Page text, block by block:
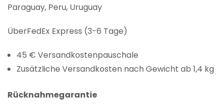
Paraguay, Peru, Uruguay
ÜberFedEx Express (3-6 Tage)
45 € Versandkostenpauschale
Zusätzliche Versandkosten nach Gewicht ab 1,4 kg
Rücknahmegarantie